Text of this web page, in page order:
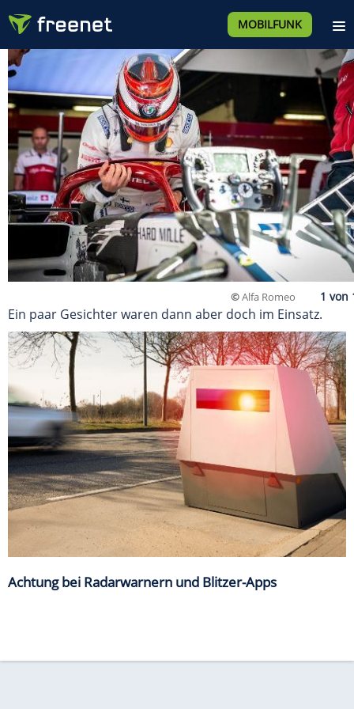
MOBILFUNK
©Alfa Romeo
Ein paar Gesichter waren dann aber doch im Einsatz.
Achtung bei Radarwarnern und Blitzer-Apps